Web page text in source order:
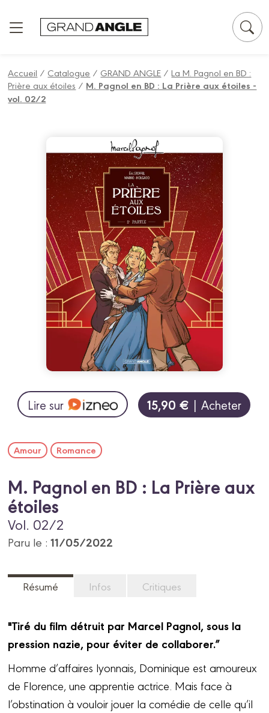
Accueil / Catalogue / GRAND ANGLE /La M. Pagnol en BD :
Prière aux étoiles / M. Pagnol en BD : La Prière aux étoiles -
vol. 02/2
Lire sur 15,90 € | Acheter
Amour Romance
M. Pagnol en BD : La Prière aux
étoiles
Vol. 02/2
Paru le :11/05/2022
Résumé Infos Critiques
"Tiré du film détruit par Marcel Pagnol, sous la
pression nazie, pour éviter de collaborer.”
Homme d’affaires lyonnais, Dominique est amoureux
de Florence, une apprentie actrice. Mais face à
l’obstination à vouloir jouer la comédie de celle qu’il